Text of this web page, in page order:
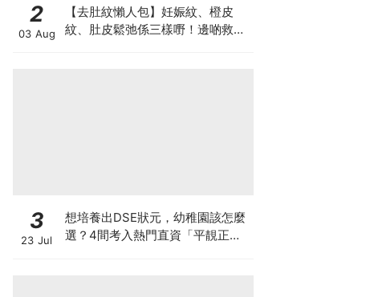
2
03 Aug
【去肚紋懶人包】妊娠紋、橙皮
紋、肚皮鬆弛係三樣嘢！邊啲救得
3
23 Jul
想培養出DSE狀元，幼稚園該怎麼
選？4間考入熱門直資「平靚正」